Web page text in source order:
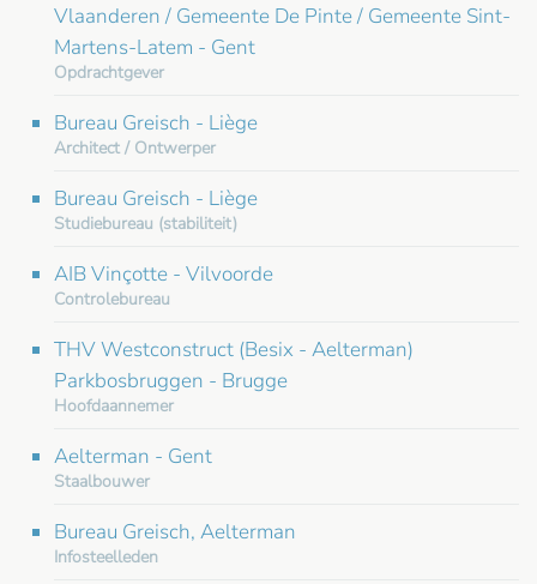
Vlaanderen / Gemeente De Pinte / Gemeente Sint-
Martens-Latem - Gent
Opdrachtgever
Bureau Greisch - Liège
Architect / Ontwerper
Bureau Greisch - Liège
Studiebureau (stabiliteit)
AIB Vinçotte - Vilvoorde
Controlebureau
THV Westconstruct (Besix - Aelterman)
Parkbosbruggen - Brugge
Hoofdaannemer
Aelterman - Gent
Staalbouwer
Bureau Greisch, Aelterman
Infosteelleden